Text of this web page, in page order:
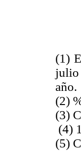
(1)
julio
año.
(2)
(3)
(4)
(5)